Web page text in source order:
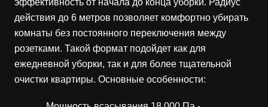
эффективность от начала до конца уборки. Радиус
действия до 6 метров позволяет комфортно убирать
комнаты без постоянного переключения между
розетками. Такой формат подойдет как для
ежедневной уборки, так и для более тщательной
очистки квартиры. Основные особенности: